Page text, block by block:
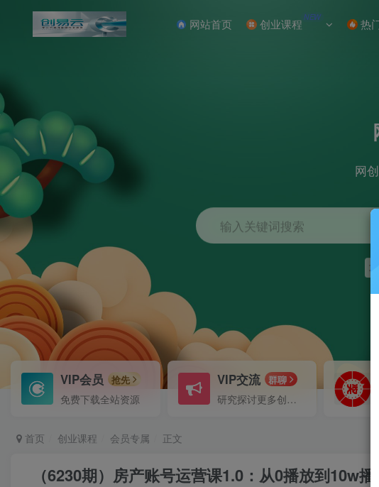
网站首页 创业课程 NEW 热
网
输入关键词搜索
项
VIP会员 抢先
免费下载全站资源
VIP交流 群聊
研究探讨更多创业项目路子。
首页 创业课程 会员专属 正文
（6230期）房产账号运营课1.0：从0播放到10w